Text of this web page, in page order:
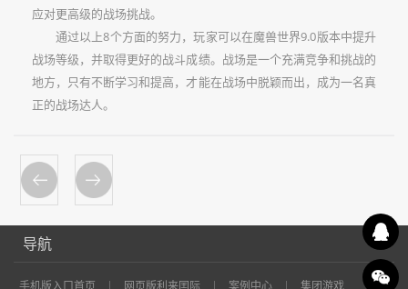
应对更高级的战场挑战。
通过以上8个方面的努力，玩家可以在魔兽世界9.0版本中提升
战场等级，并取得更好的战斗成绩。战场是一个充满竞争和挑战的
地方，只有不断学习和提高，才能在战场中脱颖而出，成为一名真
正的战场达人。
导航
手机版入口首页 网页版利来囯际 案例中心 集团游戏